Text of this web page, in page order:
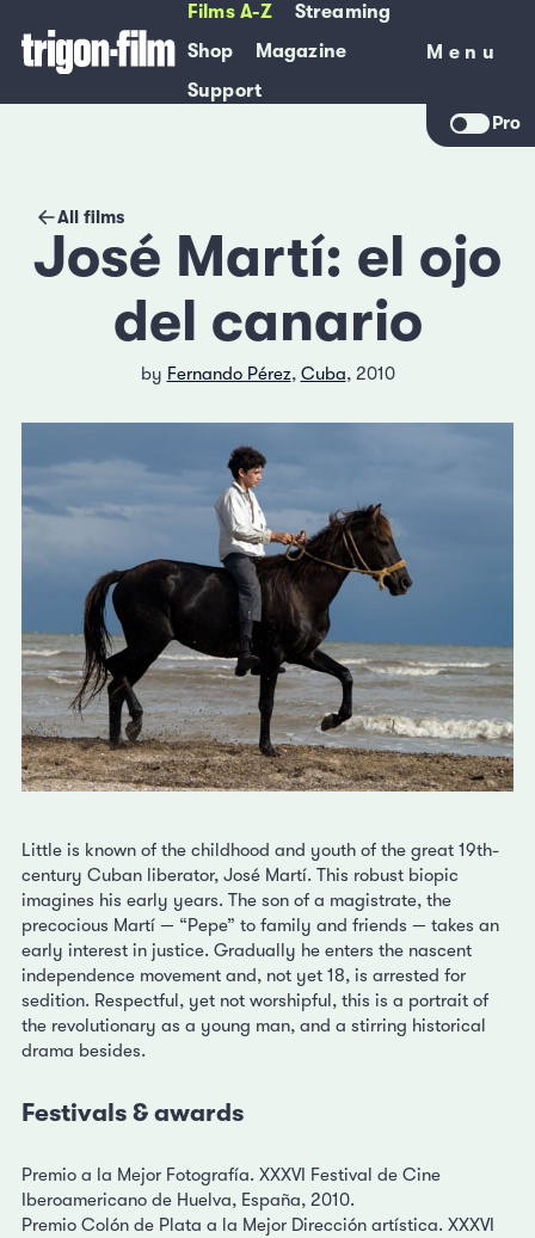
Films A-Z
Streaming
Shop
Magazine
Support
Menu
Menu
Pro
All films
José Martí: el ojo
del canario
by Fernando Pérez, Cuba, 2010
Little is known of the childhood and youth of the great 19th-
century Cuban liberator, José Martí. This robust biopic
imagines his early years. The son of a magistrate, the
precocious Martí — “Pepe” to family and friends — takes an
early interest in justice. Gradually he enters the nascent
independence movement and, not yet 18, is arrested for
sedition. Respectful, yet not worshipful, this is a portrait of
the revolutionary as a young man, and a stirring historical
drama besides.
Festivals & awards
Premio a la Mejor Fotografía. XXXVI Festival de Cine
Iberoamericano de Huelva, España, 2010.
Premio Colón de Plata a la Mejor Dirección artística. XXXVI